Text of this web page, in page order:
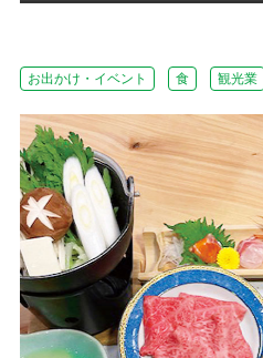
お出かけ・イベント 食 観光業